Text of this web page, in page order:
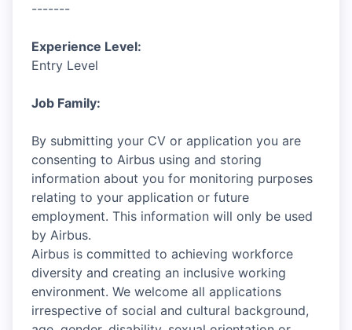
-------
Experience Level:
Entry Level
Job Family:
By submitting your CV or application you are
consenting to Airbus using and storing
information about you for monitoring purposes
relating to your application or future
employment. This information will only be used
by Airbus.
Airbus is committed to achieving workforce
diversity and creating an inclusive working
environment. We welcome all applications
irrespective of social and cultural background,